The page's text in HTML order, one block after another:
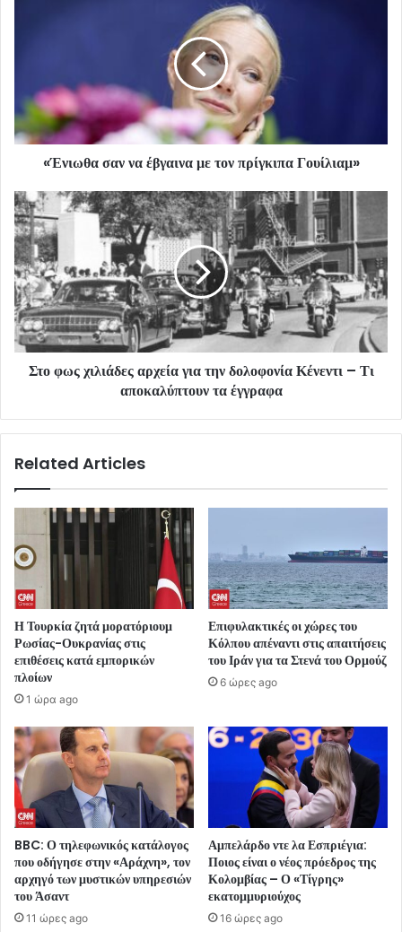
«Ένιωθα σαν να έβγαινα με τον πρίγκιπα Γουίλιαμ»
Στο φως χιλιάδες αρχεία για την δολοφονία Κένεντι – Τι
αποκαλύπτουν τα έγγραφα
Related Articles
Η Τουρκία ζητά μορατόριουμ
Ρωσίας-Ουκρανίας στις
επιθέσεις κατά εμπορικών
πλοίων
1 ώρα ago
Επιφυλακτικές οι χώρες του
Κόλπου απέναντι στις απαιτήσεις
του Ιράν για τα Στενά του Ορμούζ
6 ώρες ago
BBC: Ο τηλεφωνικός κατάλογος
που οδήγησε στην «Αράχνη», τον
αρχηγό των μυστικών υπηρεσιών
του Άσαντ
11 ώρες ago
Αμπελάρδο ντε λα Εσπριέγια:
Ποιος είναι ο νέος πρόεδρος της
Κολομβίας – Ο «Τίγρης»
εκατομμυριούχος
16 ώρες ago